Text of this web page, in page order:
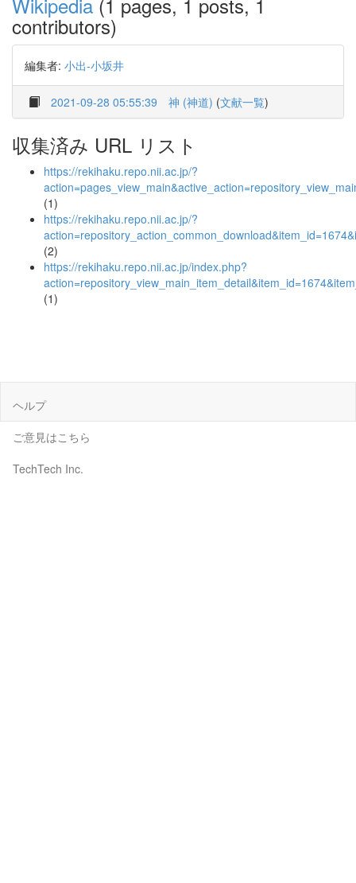
contributors)
編集者: 小出-小坂井
2021-09-28 05:55:39 神 (神道) (文献一覧)
収集済み URL リスト
https://rekihaku.repo.nii.ac.jp/?
(1)
https://rekihaku.repo.nii.ac.jp/?
(2)
https://rekihaku.repo.nii.ac.jp/index.php?
(1)
ヘルプ
ご意見はこちら
TechTech Inc.